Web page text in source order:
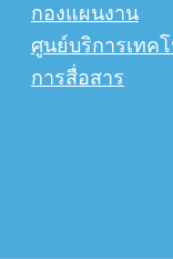
กองแผนงาน
ศูนย์บริการเทค
การสื่อสาร